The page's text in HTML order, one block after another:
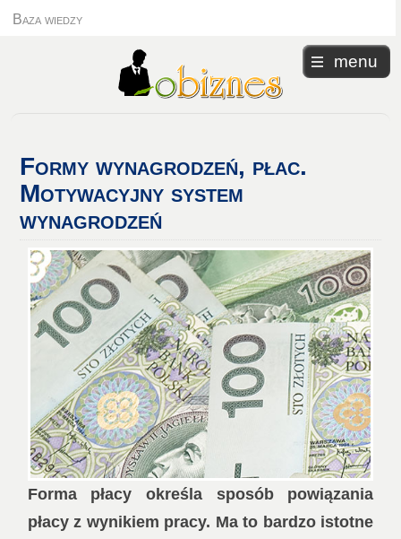
Baza wiedzy
menu
Formy wynagrodzeń, płac.
Motywacyjny system
wynagrodzeń
Forma płacy określa sposób powiązania
płacy z wynikiem pracy. Ma to bardzo istotne